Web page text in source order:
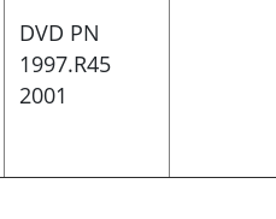
DVD PN
1997.R45
2001